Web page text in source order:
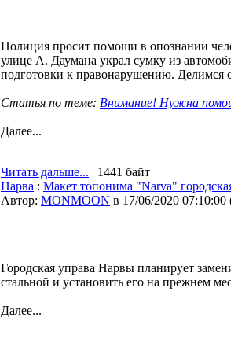
Полиция просит помощи в опознании
улице А. Даумана украл сумку из
подготовки к правонарушению. Делимся
Статья по теме: Внимание! Нужна
Далее...
Читать дальше... | 1441 байт
Нарва : Макет топонима "Narva"
Автор: MONMOON в 17/06/2020 07:10:00
Городская управа Нарвы планирует
стальной и установить его на прежнем
Далее...